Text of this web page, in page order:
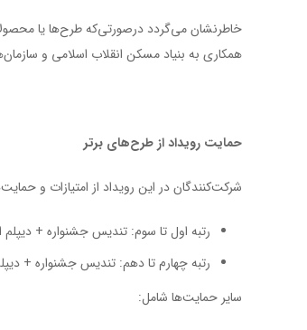
خاطرنشان می‌گردد درصورتی‌که طرح‌ها یا
همکاری به بنیاد مسکن انقلاب اسلامی و
حمایت رویداد از ‌طرح‌های برتر
شرکت‌کنندگان در این رویداد از امتیازات و
رتبه اول تا سوم: تندیس جشنواره + دیپلم
رتبه چهارم تا دهم: تندیس جشنواره +
سایر حمایت‌ها شامل: